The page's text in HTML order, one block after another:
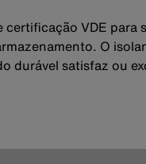
VDE para
O
durável satisfaz ou